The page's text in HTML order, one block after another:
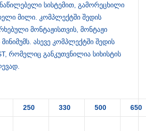
სისტემით, გამორეცხილი
მილი. კომპლექტში შედის
მონტაჟისთვის, მონტაჟი
ასევე კომპლექტში შედის
რომელიც განკუთვნილია სიხისტის
250 330 500 650